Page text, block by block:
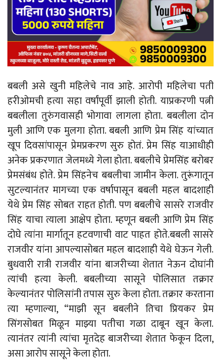
बबली असे खुनी महिलेचे नाव आहे. आरोपी महिलेचा पती
हरीओमची हत्या सहा वर्षांपूर्वी झाली होती. याप्रकरणी पत्नी
बबलीला तुरुंगवासही भोगावा लागला होता. बबलीला दोन
मुली आणि एक मुलगा होता. बबली आणि प्रेम सिंह यांच्यात
खूप दिवसांपासून प्रेमप्रकरण सुरु होतं. प्रेम सिंह याआधीही
अनेक प्रकरणात जेलमध्ये गेला होता. बबलीचे प्रेमसिंह बरोबर
प्रेमसंबंध होते. प्रेम सिंहनेच बबलीचा जामीन केला. तुरूंगातून
सुटल्यानंतर मागच्या एक वर्षापासून बबली महल बादशाही
येथे प्रेम सिंह सोबत राहत होती. पण बबलीचे सासरे राजवीर
सिंह याचा त्याला आक्षेप होता. म्हणून बबली आणि प्रेम सिंह
दोघे त्यांना मार्गातून हटवणाची वाट पाहत होते.बबली सासरे
राजवीर यांना आपल्यासोबत महल बादशाही येथे घेऊन गेली.
बुधवारी रात्री राजवीर यांना बाजरीच्या शेतात नेऊन दोघांनी
त्यांची हत्या केली. बबलीच्या सासूने पोलिसात तक्रार
केल्यानंतर पोलिसांनी तपास सुरु केला होता. तक्रार करताना
त्या म्हणाल्या, “माझी सून बबलीने तिचा प्रियकर प्रेम
सिंगसोबत मिळून माझ्या पतीचा गळा दाबून खून केला.
त्यानंतर त्यांनी त्यांचा मृतदेह बाजरीच्या शेतात फेकून दिला,
असा आरोप सासूने केला होता.